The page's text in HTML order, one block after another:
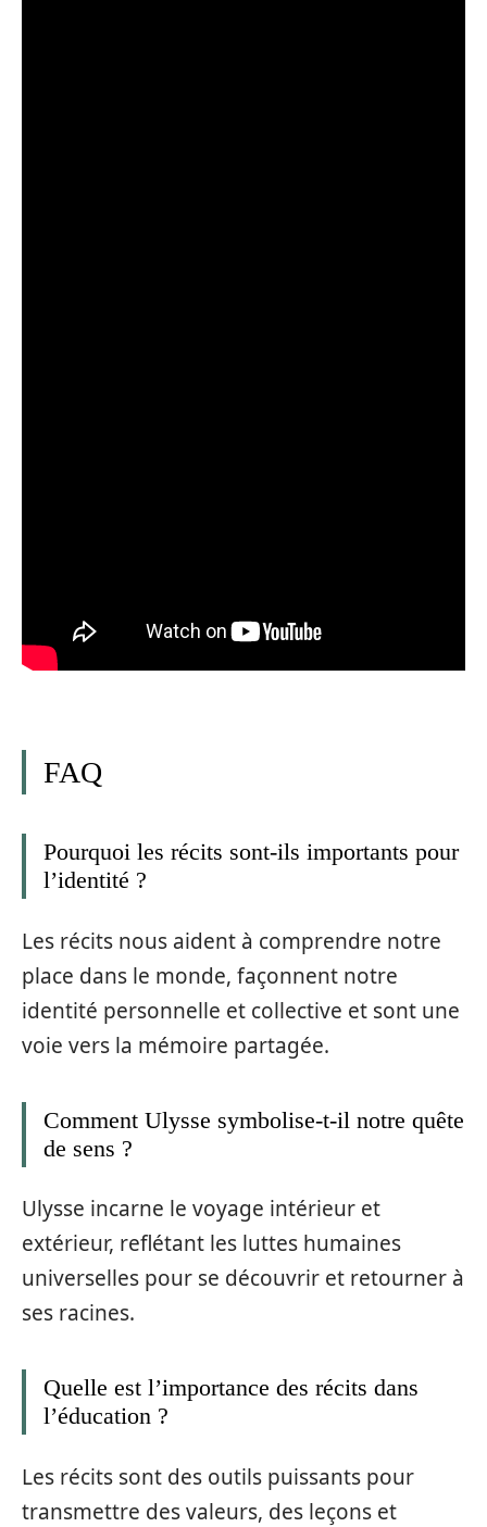
FAQ
Pourquoi les récits sont-ils importants pour
l’identité ?
Les récits nous aident à comprendre notre
place dans le monde, façonnent notre
identité personnelle et collective et sont une
voie vers la mémoire partagée.
Comment Ulysse symbolise-t-il notre quête
de sens ?
Ulysse incarne le voyage intérieur et
extérieur, reflétant les luttes humaines
universelles pour se découvrir et retourner à
ses racines.
Quelle est l’importance des récits dans
l’éducation ?
Les récits sont des outils puissants pour
transmettre des valeurs, des leçons et